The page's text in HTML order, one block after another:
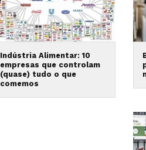
Indústria Alimentar: 10
empresas que controlam
(quase) tudo o que
comemos